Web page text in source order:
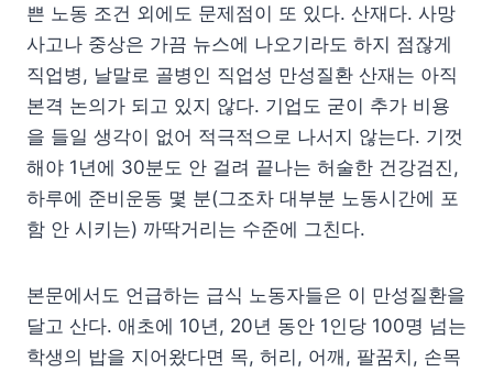
쁜 노동 조건 외에도 문제점이 또 있다. 산재다. 사망
사고나 중상은 가끔 뉴스에 나오기라도 하지 점잖게
직업병, 날말로 골병인 직업성 만성질환 산재는 아직
본격 논의가 되고 있지 않다. 기업도 굳이 추가 비용
을 들일 생각이 없어 적극적으로 나서지 않는다. 기껏
해야 1년에 30분도 안 걸려 끝나는 허술한 건강검진,
하루에 준비운동 몇 분(그조차 대부분 노동시간에 포
함 안 시키는) 까딱거리는 수준에 그친다.
본문에서도 언급하는 급식 노동자들은 이 만성질환을
달고 산다. 애초에 10년, 20년 동안 1인당 100명 넘는
학생의 밥을 지어왔다면 목, 허리, 어깨, 팔꿈치, 손목